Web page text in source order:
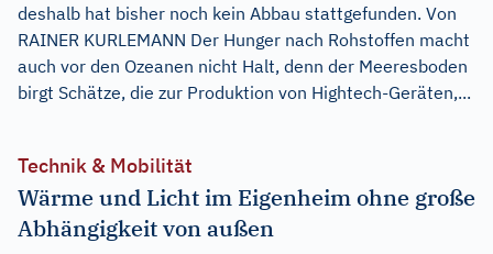
deshalb hat bisher noch kein Abbau stattgefunden. Von
RAINER KURLEMANN Der Hunger nach Rohstoffen macht
auch vor den Ozeanen nicht Halt, denn der Meeresboden
birgt Schätze, die zur Produktion von Hightech-Geräten,...
Technik & Mobilität
Wärme und Licht im Eigenheim ohne große
Abhängigkeit von außen